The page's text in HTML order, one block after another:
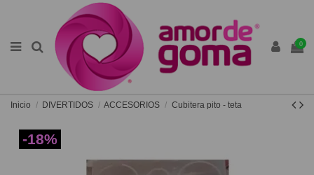
0
Inicio DIVERTIDOS ACCESORIOS Cubitera pito - teta
-18%